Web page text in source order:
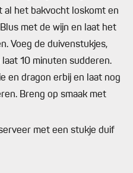
al het bakvocht loskomt en
met de wijn en laat het
Voeg de duivenstukjes,
10 minuten sudderen.
en dragon erbij en laat nog
Breng op smaak met
met een stukje duif